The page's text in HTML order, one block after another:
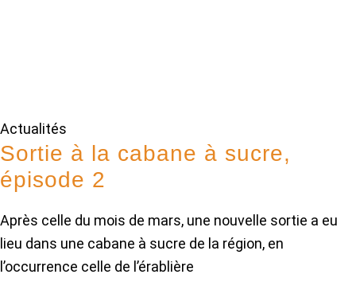
Actualités
Sortie à la cabane à sucre,
épisode 2
Après celle du mois de mars, une nouvelle sortie a eu
lieu dans une cabane à sucre de la région, en
l’occurrence celle de l’érablière